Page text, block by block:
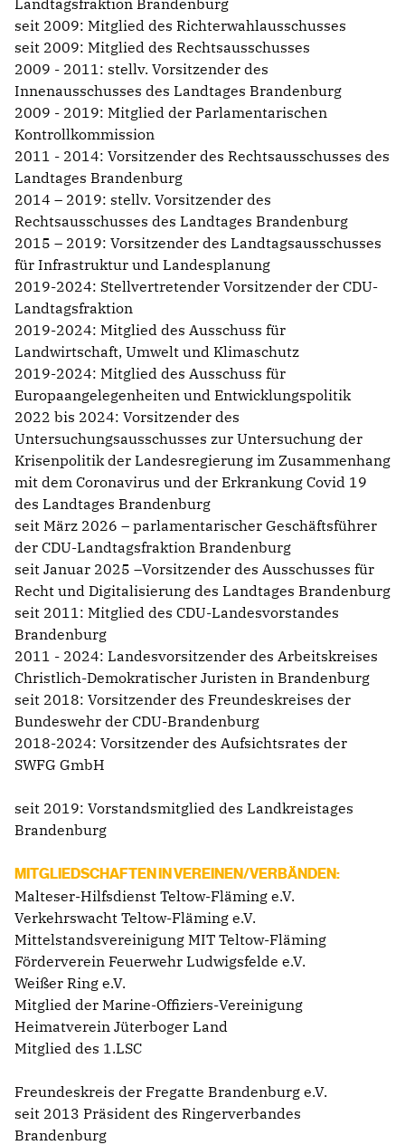
seit 2009: Mitglied des Richterwahlausschusses
seit 2009: Mitglied des Rechtsausschusses
2009 - 2011: stellv. Vorsitzender des
Innenausschusses des Landtages Brandenburg
2009 - 2019: Mitglied der Parlamentarischen
Kontrollkommission
2011 - 2014: Vorsitzender des Rechtsausschusses des
Landtages Brandenburg
2014 – 2019: stellv. Vorsitzender des
Rechtsausschusses des Landtages Brandenburg
2015 – 2019: Vorsitzender des Landtagsausschusses
für Infrastruktur und Landesplanung
2019-2024: Stellvertretender Vorsitzender der CDU-
Landtagsfraktion
2019-2024: Mitglied des Ausschuss für
Landwirtschaft, Umwelt und Klimaschutz
2019-2024: Mitglied des Ausschuss für
Europaangelegenheiten und Entwicklungspolitik
2022 bis 2024: Vorsitzender des
Untersuchungsausschusses zur Untersuchung der
Krisenpolitik der Landesregierung im Zusammenhang
mit dem Coronavirus und der Erkrankung Covid 19
des Landtages Brandenburg
seit März 2026 – parlamentarischer Geschäftsführer
der CDU-Landtagsfraktion Brandenburg
seit Januar 2025 –Vorsitzender des Ausschusses für
Recht und Digitalisierung des Landtages Brandenburg
seit 2011: Mitglied des CDU-Landesvorstandes
Brandenburg
2011 - 2024: Landesvorsitzender des Arbeitskreises
Christlich-Demokratischer Juristen in Brandenburg
seit 2018: Vorsitzender des Freundeskreises der
Bundeswehr der CDU-Brandenburg
2018-2024: Vorsitzender des Aufsichtsrates der
SWFG GmbH
seit 2019: Vorstandsmitglied des Landkreistages
Brandenburg
MITGLIEDSCHAFTEN IN VEREINEN/VERBÄNDEN:
Malteser-Hilfsdienst Teltow-Fläming e.V.
Verkehrswacht Teltow-Fläming e.V.
Mittelstandsvereinigung MIT Teltow-Fläming
Förderverein Feuerwehr Ludwigsfelde e.V.
Weißer Ring e.V.
Mitglied der Marine-Offiziers-Vereinigung
Heimatverein Jüterboger Land
Mitglied des 1.LSC
Freundeskreis der Fregatte Brandenburg e.V.
seit 2013 Präsident des Ringerverbandes
Brandenburg